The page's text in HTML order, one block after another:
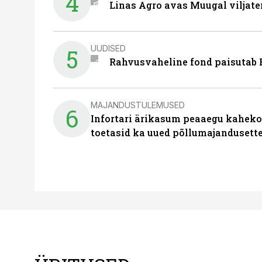
Linas Agro avas Muugal
5 UUDISED
Rahvusvaheline fond paisutab
6 MAJANDUSTULEMUSED
Infortari ärikasum peaaegu
toetasid ka uued